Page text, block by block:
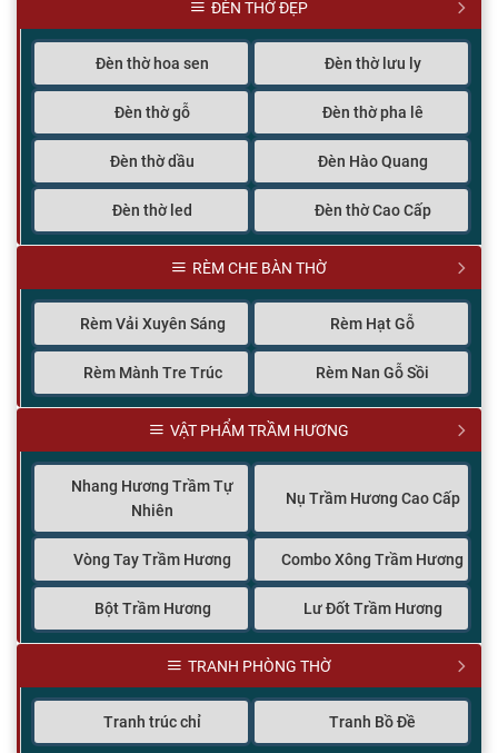
ĐÈN THỜ ĐẸP
Đèn thờ hoa sen Đèn thờ lưu ly
Đèn thờ gỗ Đèn thờ pha lê
Đèn thờ dầu Đèn Hào Quang
Đèn thờ led Đèn thờ Cao Cấp
RÈM CHE BÀN THỜ
Rèm Vải Xuyên Sáng Rèm Hạt Gỗ
Rèm Mành Tre Trúc Rèm Nan Gỗ Sồi
VẬT PHẨM TRẦM HƯƠNG
Nhang Hương Trầm Tự
Nhiên
Nụ Trầm Hương Cao Cấp
Vòng Tay Trầm Hương Combo Xông Trầm Hương
Bột Trầm Hương Lư Đốt Trầm Hương
TRANH PHÒNG THỜ
Tranh trúc chỉ Tranh Bồ Đề